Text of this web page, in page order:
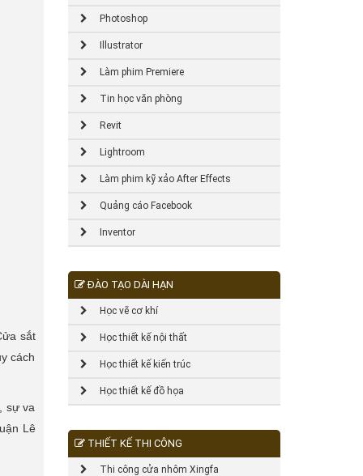
sắt
cách
sự va
Lê
Photoshop
Illustrator
Làm phim Premiere
Tin học văn phòng
Revit
Lightroom
Làm phim kỹ xảo After Effects
Quảng cáo Facebook
Inventor
ĐÀO TẠO DÀI HẠN
Học vẽ cơ khí
Học thiết kế nội thất
Học thiết kế kiến trúc
Học thiết kế đồ họa
THIẾT KẾ THI CÔNG
Thi công cửa nhôm Xingfa